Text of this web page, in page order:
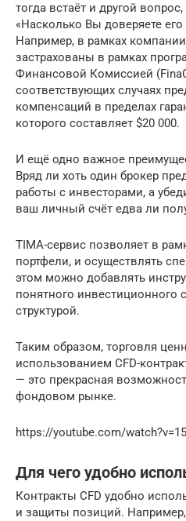
тогда встаёт и другой
«Насколько Вы доверяете его
Например, в рамках
застрахованы в рамках
Финансовой Комиссией
соответствующих случаях
компенсаций в пределах
которого составляет $20 000.
И ещё одно важное
Вряд ли хоть один брокер
работы с инвесторами, а
ваш личный счёт едва ли
TIMA-сервис позволяет в
портфели, и осуществлять
этом можно добавлять
понятного инвестиционного
структурой.
Таким образом, торговля
использованием CFD-
— это прекрасная
фондовом рынке.
https://youtube.com/
Для чего удобно
Контракты CFD удобно
и защиты позиций.